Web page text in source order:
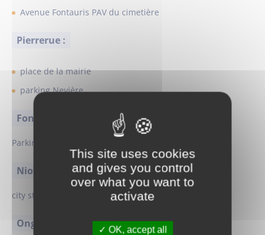
Avenue Fontauris PAV du cimetière
Pierrerue :
place de la mairie
parking Nevière
Fontienne :
Parking centre village
Niozelle :
city stade
Ongles :
This site uses cookies
and gives you control
over what you want to
activate
OK, accept all